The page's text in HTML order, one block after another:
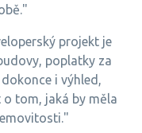
projekt je
poplatky za
i výhled,
tom, jaká by měla